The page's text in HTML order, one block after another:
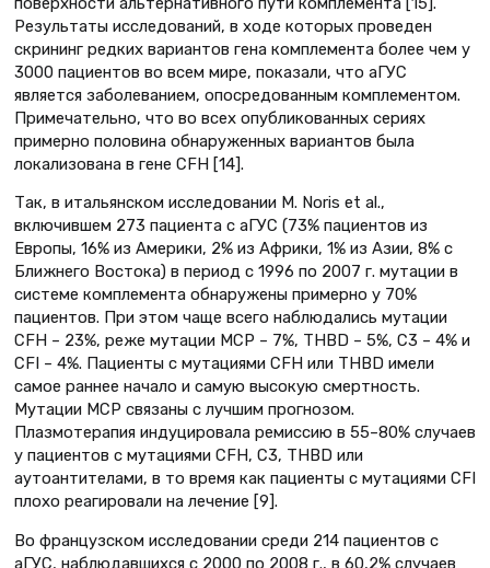
Результаты исследований, в ходе которых проведен
скрининг редких вариантов гена комплемента более чем у
3000 пациентов во всем мире, показали, что аГУС
является заболеванием, опосредованным комплементом.
Примечательно, что во всех опубликованных сериях
примерно половина обнаруженных вариантов была
локализована в гене CFH [14].
Так, в итальянском исследовании M. Noris et al.,
включившем 273 пациента с аГУС (73% пациентов из
Европы, 16% из Америки, 2% из Африки, 1% из Азии, 8% с
Ближнего Востока) в период с 1996 по 2007 г. мутации в
системе комплемента обнаружены примерно у 70%
пациентов. При этом чаще всего наблюдались мутации
CFH – 23%, реже мутации MCP – 7%, THBD – 5%, C3 – 4% и
CFI – 4%. Пациенты с мутациями CFH или THBD имели
самое раннее начало и самую высокую смертность.
Мутации MCP связаны с лучшим прогнозом.
Плазмотерапия индуцировала ремиссию в 55–80% случаев
у пациентов с мутациями CFH, C3, THBD или
аутоантителами, в то время как пациенты с мутациями CFI
плохо реагировали на лечение [9].
Во французском исследовании среди 214 пациентов с
аГУС, наблюдавшихся с 2000 по 2008 г., в 60,2% случаев